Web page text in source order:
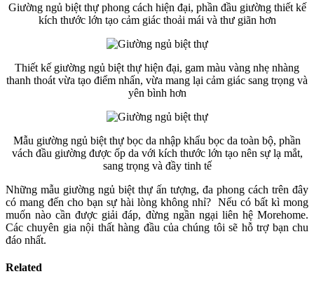
Giường ngủ biệt thự phong cách hiện đại, phần đầu giường thiết kế
kích thước lớn tạo cảm giác thoải mái và thư giãn hơn
Thiết kế giường ngủ biệt thự hiện đại, gam màu vàng nhẹ nhàng
thanh thoát vừa tạo điểm nhấn, vừa mang lại cảm giác sang trọng và
yên bình hơn
Mẫu giường ngủ biệt thự bọc da nhập khẩu bọc da toàn bộ, phần
vách đầu giường được ốp da với kích thước lớn tạo nên sự lạ mắt,
sang trọng và đầy tinh tế
Những mẫu giường ngủ biệt thự ấn tượng, đa phong cách trên đây
có mang đến cho bạn sự hài lòng không nhỉ? Nếu có bất kì mong
muốn nào cần được giải đáp, đừng ngần ngại liên hệ Morehome.
Các chuyên gia nội thất hàng đầu của chúng tôi sẽ hỗ trợ bạn chu
đáo nhất.
Related